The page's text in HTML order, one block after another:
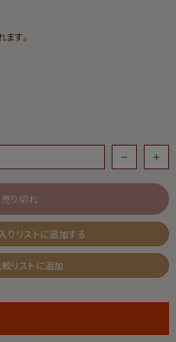
す。
売り切れ
りリストに追加する
較リストに追加